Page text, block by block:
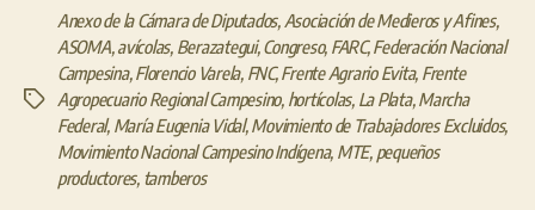
Etiquetas
Anexo de la Cámara de Diputados, Asociación de Medieros y Afines,
ASOMA,avícolas, Berazategui,Congreso, FARC,Federación Nacional
Campesina,Florencio Varela, FNC,Frente Agrario Evita, Frente
Agropecuario Regional Campesino, hortícolas, La Plata,Marcha
Federal, María Eugenia Vidal,Movimiento de Trabajadores Excluidos,
Movimiento Nacional Campesino Indígena, MTE, pequeños
productores, tamberos